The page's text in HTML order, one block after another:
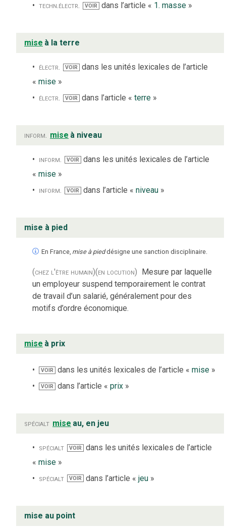
techn.électr. VOIR dans l’article « 1. masse»
mise à la terre
électr. VOIR
dans les unités lexicales de l’article
« mise »
électr.
VOIR dans l’article « terre»
inform. mise à niveau
inform. VOIR dans les unités lexicales de l’article
« mise »
inform.
VOIR dans l’article « niveau»
mise à pied
En France, mise à pieddésigne une sanction disciplinaire.
(chez l'être humain)(en locution) Mesure par laquelle
un employeur suspend temporairement le contrat
de travail d’un salarié, généralement pour des
motifs d’ordre économique.
mise à prix
VOIR dans les unités lexicales de l’article «mise »
VOIR dans l’article «prix »
spécialt mise au, en jeu
spécialt VOIR dans les unités lexicales de l’article
« mise »
spécialt
VOIR dans l’article « jeu»
mise au point